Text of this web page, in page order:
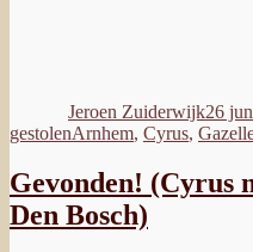
Jeroen Zuiderwijk26
gestolenTags
Arnhem, Cyrus,
Gevonden! (Cyrus
Den Bosch)